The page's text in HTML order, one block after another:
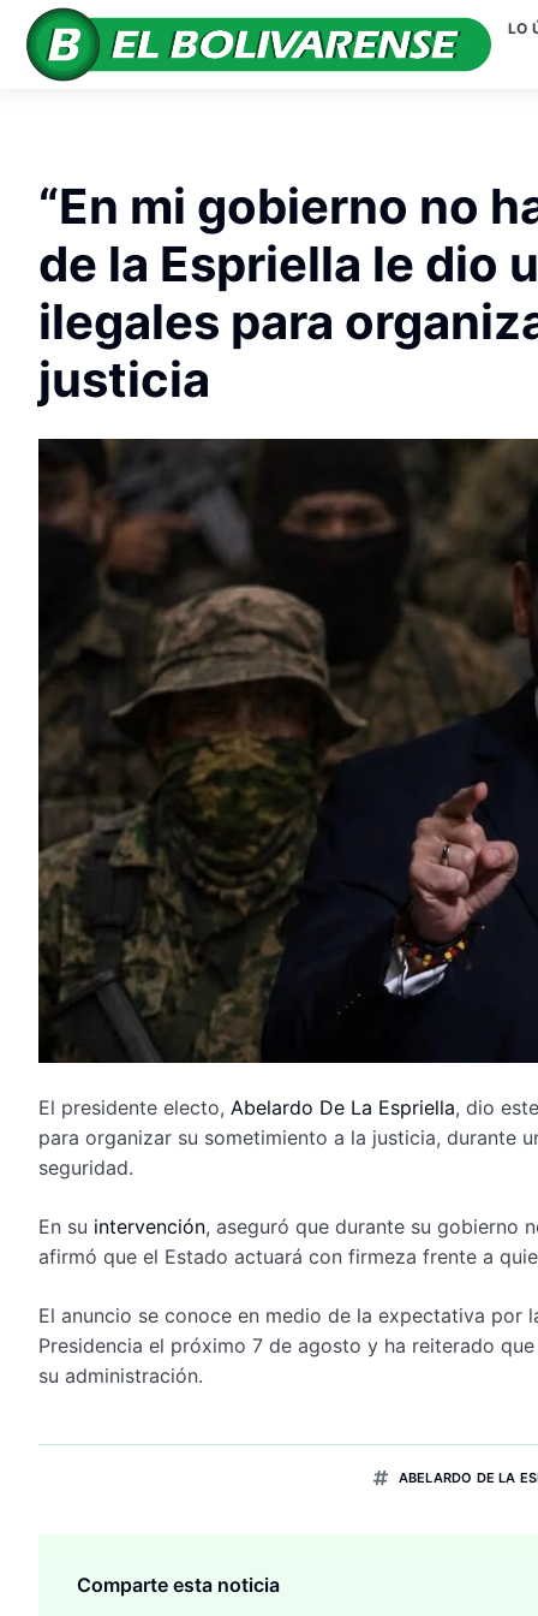
LO
“En mi gobierno no
de la Espriella le dio
ilegales para
justicia
El presidente electo, Abelardo De La Espriella, dio
para organizar su sometimiento a la justicia, durante
seguridad.
En su intervención, aseguró que durante su gobierno
afirmó que el Estado actuará con firmeza frente a
El anuncio se conoce en medio de la expectativa por
Presidencia el próximo 7 de agosto y ha reiterado
su administración.
ABELARDO DE LA
Comparte esta noticia